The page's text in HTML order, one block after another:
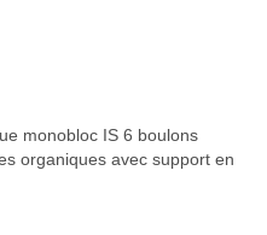
monobloc IS 6 boulons
organiques avec support en
chez Funway Vélo à La
départ, j'ai été très satisfait
cette enseigne
acheté le même
plusieurs